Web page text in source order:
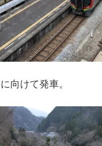
向けて発車。